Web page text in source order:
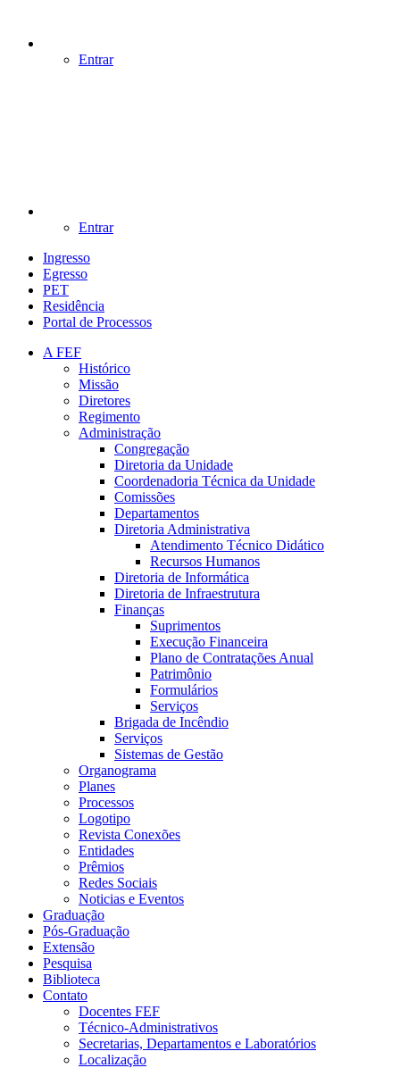
Entrar
Entrar
Ingresso
Egresso
PET
Residência
Portal de Processos
A FEF
Histórico
Missão
Diretores
Regimento
Administração
Congregação
Diretoria da Unidade
Coordenadoria Técnica da Unidade
Comissões
Departamentos
Diretoria Administrativa
Atendimento Técnico Didático
Recursos Humanos
Diretoria de Informática
Diretoria de Infraestrutura
Finanças
Suprimentos
Execução Financeira
Plano de Contratações Anual
Patrimônio
Formulários
Serviços
Brigada de Incêndio
Serviços
Sistemas de Gestão
Organograma
Planes
Processos
Logotipo
Revista Conexões
Entidades
Prêmios
Redes Sociais
Noticias e Eventos
Graduação
Pós-Graduação
Extensão
Pesquisa
Biblioteca
Contato
Docentes FEF
Técnico-Administrativos
Secretarias, Departamentos e Laboratórios
Localização